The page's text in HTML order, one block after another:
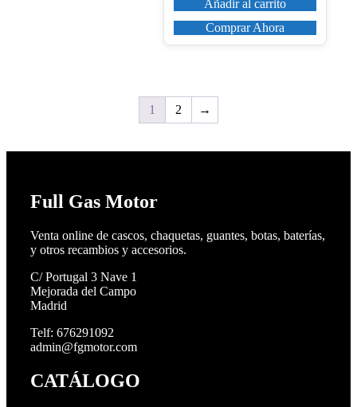
Añadir al carrito
Comprar Ahora
1 2 →
Full Gas Motor
Venta online de cascos, chaquetas, guantes, botas, baterías,
y otros recambios y accesorios.
C/ Portugal 3 Nave 1
Mejorada del Campo
Madrid
Telf: 676291092
admin@fgmotor.com
CATÁLOGO